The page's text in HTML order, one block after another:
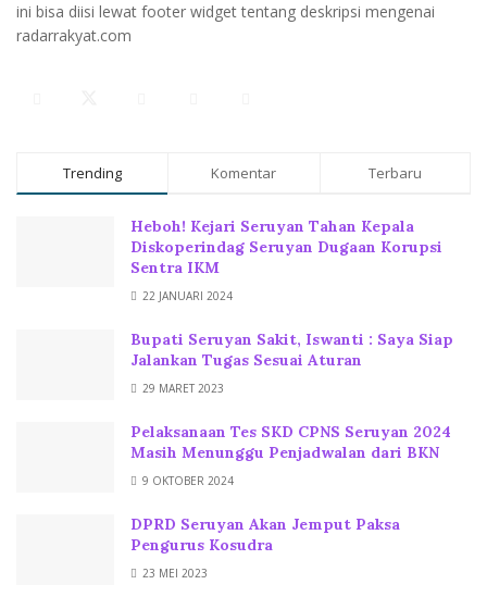
ini bisa diisi lewat footer widget tentang deskripsi mengenai
radarrakyat.com
Trending Komentar Terbaru
Heboh! Kejari Seruyan Tahan Kepala
Diskoperindag Seruyan Dugaan Korupsi
Sentra IKM
22 JANUARI 2024
Bupati Seruyan Sakit, Iswanti : Saya Siap
Jalankan Tugas Sesuai Aturan
29 MARET 2023
Pelaksanaan Tes SKD CPNS Seruyan 2024
Masih Menunggu Penjadwalan dari BKN
9 OKTOBER 2024
DPRD Seruyan Akan Jemput Paksa
Pengurus Kosudra
23 MEI 2023